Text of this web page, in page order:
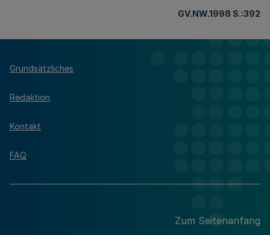
GV.NW.1998 S.:392
Grundsätzliches
Redaktion
Kontakt
FAQ
Zum Seitenanfang